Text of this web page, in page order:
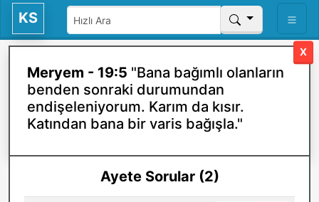
KS
Meryem - 19:5 "Bana bağımlı olanların
benden sonraki durumundan
endişeleniyorum. Karım da kısır.
Katından bana bir varis bağışla."
X
Ayete Sorular (2)